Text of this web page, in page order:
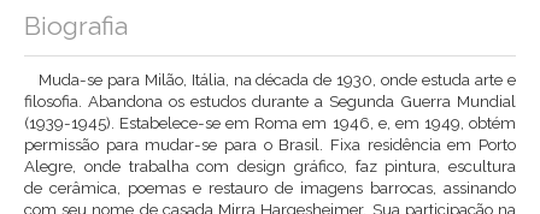
Biografia
Muda-se para Milão, Itália, na década de 1930, onde estuda arte e
filosofia. Abandona os estudos durante a Segunda Guerra Mundial
(1939-1945). Estabelece-se em Roma em 1946, e, em 1949, obtém
permissão para mudar-se para o Brasil. Fixa residência em Porto
Alegre, onde trabalha com design gráfico, faz pintura, escultura
de cerâmica, poemas e restauro de imagens barrocas, assinando
com seu nome de casada Mirra Hargesheimer. Sua participação na